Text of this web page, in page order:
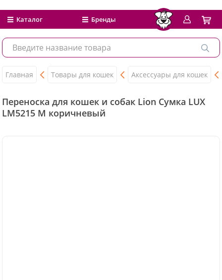
Каталог Бренды
Главная Товары для кошек Аксессуары для кошек
Переноска для кошек и собак Lion Сумка LUX
LM5215 M коричневый